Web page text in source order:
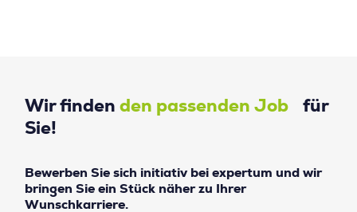
Wir finden den passenden Job für
Sie!
Bewerben Sie sich initiativ bei expertum und wir
bringen Sie ein Stück näher zu Ihrer
Wunschkarriere.